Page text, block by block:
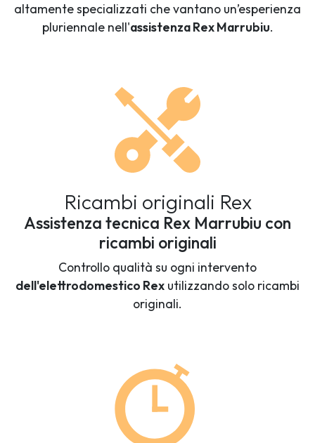
altamente specializzati che vantano un’esperienza
pluriennale nell'assistenza Rex Marrubiu.
Ricambi originali Rex
Assistenza tecnica Rex Marrubiu con
ricambi originali
Controllo qualità su ogni intervento
dell'elettrodomestico Rex utilizzando solo ricambi
originali.